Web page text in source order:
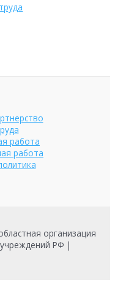
работа
работа
организация
РФ |